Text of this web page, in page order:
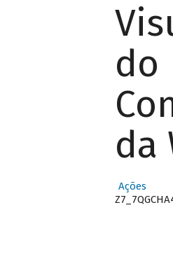
do
da
Ações